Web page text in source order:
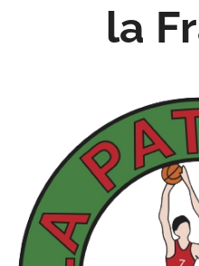
la